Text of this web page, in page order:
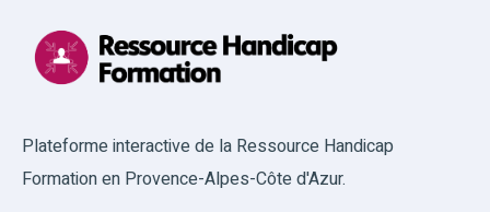
INSTITUT DE FORMATION DES METIERS DE LA
Union Française des Centres de Vacances
Plateforme interactive de la Ressource Handicap
Formation en Provence-Alpes-Côte d'Azur.